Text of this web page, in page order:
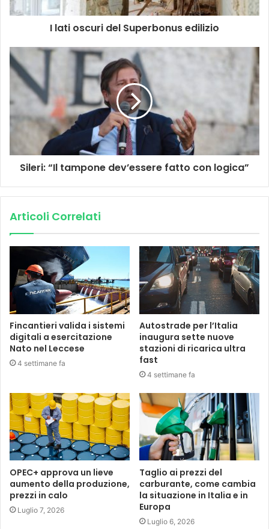
I lati oscuri del Superbonus edilizio
Sileri: “Il tampone dev’essere fatto con logica”
Articoli Correlati
Fincantieri valida i sistemi
digitali a esercitazione
Nato nel Leccese
4 settimane fa
Autostrade per l’Italia
inaugura sette nuove
stazioni di ricarica ultra
fast
4 settimane fa
OPEC+ approva un lieve
aumento della produzione,
prezzi in calo
Luglio 7, 2026
Taglio ai prezzi del
carburante, come cambia
la situazione in Italia e in
Europa
Luglio 6, 2026